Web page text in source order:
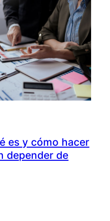
es y cómo hacer
depender de